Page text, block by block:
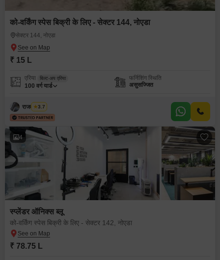
को-वर्किंग स्पेस बिक्री के लिए - सेक्टर 144, नोएडा
सेक्टर 144, नोएडा
₹ 15 L
एरिया बिल्ट-अप एरिया
100 वर्ग यार्ड
फर्निशिंग स्थिति
असुसज्जित
राजवीर सिंघ
3.7
4
स्प्लेंडर ऑनिक्स ब्लू
को-वर्किंग स्पेस बिक्री के लिए - सेक्टर 142, नोएडा
₹ 78.75 L